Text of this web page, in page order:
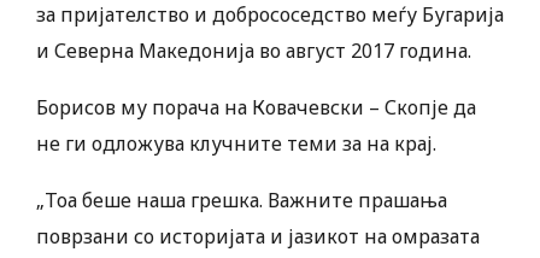
за пријателство и добрососедство меѓу Бугарија
и Северна Македонија во август 2017 година.
Борисов му порача на Ковачевски – Скопје да
не ги одложува клучните теми за на крај.
„Тоа беше наша грешка. Важните прашања
поврзани со историјата и јазикот на омразата